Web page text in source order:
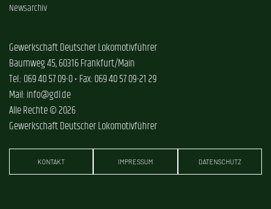
Newsarchiv
Gewerkschaft Deutscher Lokomotivführer
Baumweg 45, 60316 Frankfurt/Main
Tel.: 069 40 57 09-0 • Fax: 069 40 57 09-21 29
Mail: info@gdl.de
Alle Rechte © 2026
Gewerkschaft Deutscher Lokomotivführer
KONTAKT IMPRESSUM DATENSCHUTZ